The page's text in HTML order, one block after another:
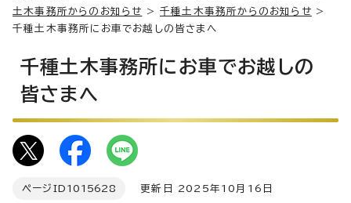
土木事務所からのお知らせ
>千種土木事務所からのお知らせ >
千種土木事務所にお車でお越しの皆さまへ
千種土木事務所にお車でお越しの
皆さまへ
ページID 1015628 更新日 2025年10月16日